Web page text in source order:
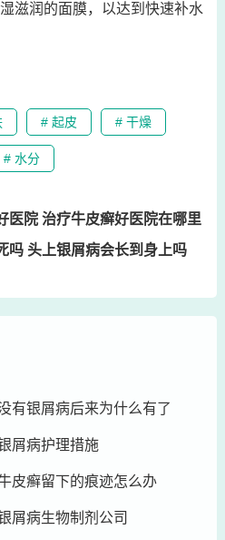
滋润的面膜，以达到快速补水
# 起皮 # 干燥
# 水分
医院 治疗牛皮癣好医院在哪里
吗 头上银屑病会长到身上吗
有银屑病后来为什么有了
屑病护理措施
皮癣留下的痕迹怎么办
屑病生物制剂公司